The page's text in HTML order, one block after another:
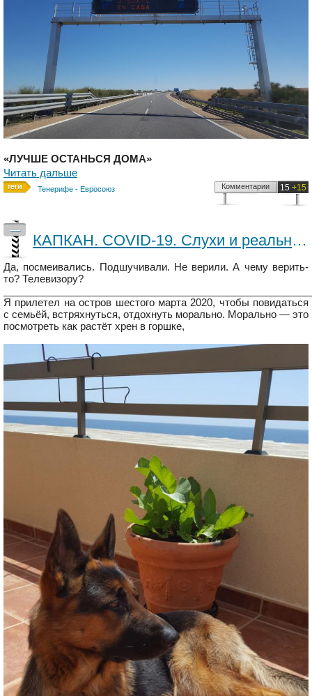
«ЛУЧШЕ ОСТАНЬСЯ ДОМА»
Читать дальше
Тенерифе - Евросоюз 15 +15
Комментарии
—
КАПКАН. COVID-19. Слухи и реальность. Часть I.
Да, посмеивались. Подшучивали. Не верили. А чему верить-
то? Телевизору?
Я прилетел на остров шестого марта 2020, чтобы повидаться
с семьёй, встряхнуться, отдохнуть морально. Морально — это
посмотреть как растёт хрен в горшке,